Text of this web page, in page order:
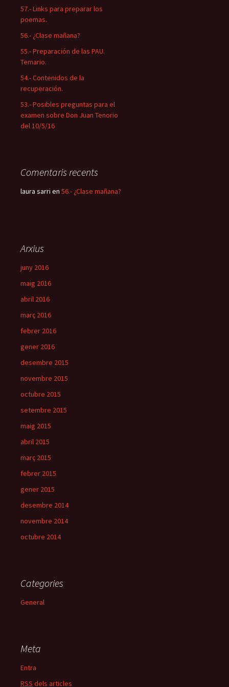
57.- Links para preparar los
poemas.
56.- ¿Clase mañana?
55.- Preparación de las PAU.
Temario.
54.- Contenidos de la
recuperación.
53.- Posibles preguntas para el
examen sobre Don Juan Tenorio
del 10/5/16
Comentaris recents
laura sarri en 56.- ¿Clase mañana?
Arxius
juny 2016
maig 2016
abril 2016
març 2016
febrer 2016
gener 2016
desembre 2015
novembre 2015
octubre 2015
setembre 2015
maig 2015
abril 2015
març 2015
febrer 2015
gener 2015
desembre 2014
novembre 2014
octubre 2014
Categories
General
Meta
Entra
RSS dels articles